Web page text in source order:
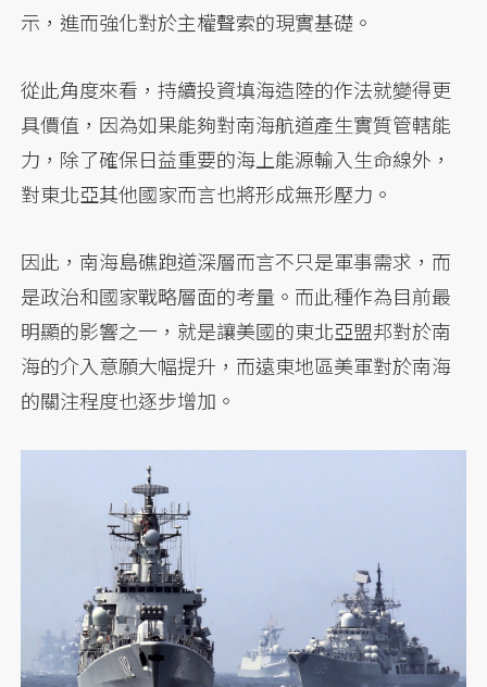
示，進而強化對於主權聲索的現實基礎。
從此角度來看，持續投資填海造陸的作法就變得更
具價值，因為如果能夠對南海航道產生實質管轄能
力，除了確保日益重要的海上能源輸入生命線外，
對東北亞其他國家而言也將形成無形壓力。
因此，南海島礁跑道深層而言不只是軍事需求，而
是政治和國家戰略層面的考量。而此種作為目前最
明顯的影響之一，就是讓美國的東北亞盟邦對於南
海的介入意願大幅提升，而遠東地區美軍對於南海
的關注程度也逐步增加。